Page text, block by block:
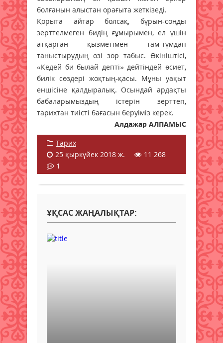
болғанын алыстан орағыта жеткізеді.
Қорыта айтар болсақ, бұрын-соңды
зерттелмеген бидің ғұмырымен, ел үшін
атқарған қызметімен там-тұмдап
таныстырудың өзі зор табыс. Өкініштісі,
«Кедей би былай депті» дейтіндей өсиет,
билік сөздері жоқтың-қасы. Мұны уақыт
еншісіне қалдыралық. Осындай ардақты
бабаларымыздың істерін зерттеп,
тарихтан тиісті бағасын беруіміз керек.
Алдажар АЛПАМЫС
Тарих
25 қыркүйек 2018 ж.
11 268
1
ҰҚСАС ЖАҢАЛЫҚТАР: